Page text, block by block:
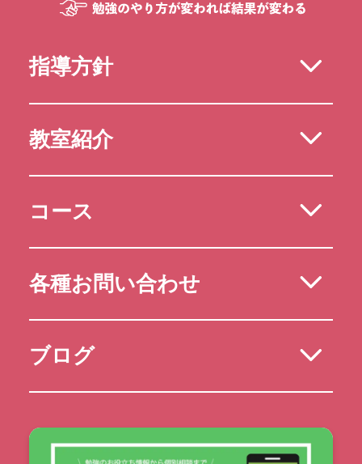
指導方針
教室紹介
コース
各種お問い合わせ
ブログ